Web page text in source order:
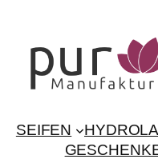
springen
SEIFEN